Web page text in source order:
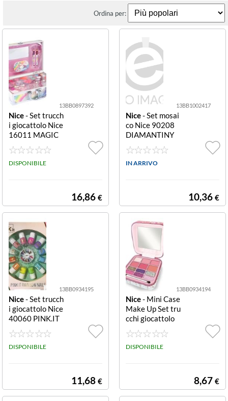
Ordina per:
13BB0897392
Nice- Set trucch
i giocattolo Nice
16011 MAGIC
UNICORN Valig
etta Make Up V
aligetta Make U
DISPONIBILE
16,86 €
13BB1002417
Nice- Set mosai
co Nice 90208
DIAMANTINY
Unicorn Fun Ico
nic Assortito Un
icorn Fun Iconic
IN ARRIVO
10,36 €
13BB0934195
Nice- Set trucch
i giocattolo Nice
40060 PINK.IT
Set Rainbow Nai
ls Set Rainbow
Nails
DISPONIBILE
11,68 €
13BB0934194
Nice- Mini Case
Make Up Set tru
cchi giocattolo
Nice 19114 GIR
ABRILLA Mini C
ase Make As Se
ssortito
DISPONIBILE
8,67 €